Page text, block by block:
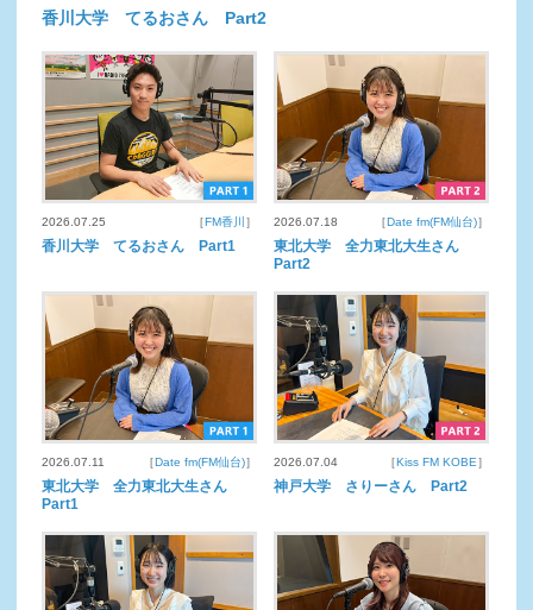
香川大学 てるおさん Part2
2026.07.25 ［FM香川 ］
香川大学 てるおさん Part1
2026.07.18 ［Date fm(FM仙台)］
東北大学 全力東北大生さん
Part2
2026.07.11 ［Date fm(FM仙台)］
東北大学 全力東北大生さん
Part1
2026.07.04 ［Kiss FM KOBE］
神戸大学 さりーさん Part2